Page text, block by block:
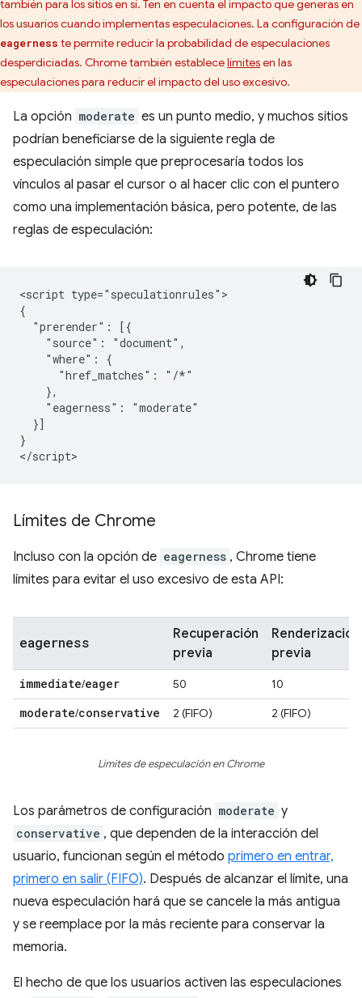
también para los sitios en sí. Ten en cuenta el impacto que generas en
los usuarios cuando implementas especulaciones. La configuración de
eagerness te permite reducir la probabilidad de especulaciones
desperdiciadas. Chrome también establecelímitesen las
especulaciones para reducir el impacto del uso excesivo.
La opción moderate es un punto medio, y muchos sitios
podrían beneficiarse de la siguiente regla de
especulación simple que preprocesaría todos los
vínculos al pasar el cursor o al hacer clic con el puntero
como una implementación básica, pero potente, de las
reglas de especulación:
<script type="speculationrules">
{
  "prerender": [{
    "source": "document",
    "where": {
      "href_matches": "/*"
    },
    "eagerness": "moderate"
  }]
}
Límites de Chrome
Incluso con la opción de eagerness , Chrome tiene
límites para evitar el uso excesivo de esta API:
eagerness
Recuperación
previa
Renderización
previa
immediate/eager 50 10
moderate/conservative 2 (FIFO) 2 (FIFO)
Límites de especulación en Chrome
Los parámetros de configuración moderate y
conservative , que dependen de la interacción del
usuario, funcionan según el método primero en entrar,
primero en salir (FIFO). Después de alcanzar el límite, una
nueva especulación hará que se cancele la más antigua
y se reemplace por la más reciente para conservar la
memoria.
El hecho de que los usuarios activen las especulaciones